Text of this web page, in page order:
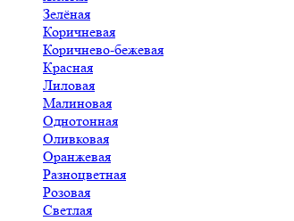
Зелёная
Коричневая
Коричнево-бежевая
Красная
Лиловая
Малиновая
Однотонная
Оливковая
Оранжевая
Разноцветная
Розовая
Светлая